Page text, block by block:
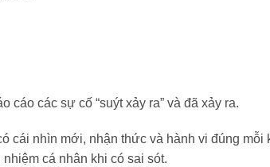
các sự cố “suýt xảy ra” và đã xảy ra.
cái nhìn mới, nhận thức và hành vi đúng mỗi
cá nhân khi có sai sót.